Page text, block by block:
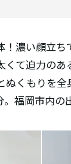
濃い顔立ち
て迫力のあ
くもりを全
福岡市内の